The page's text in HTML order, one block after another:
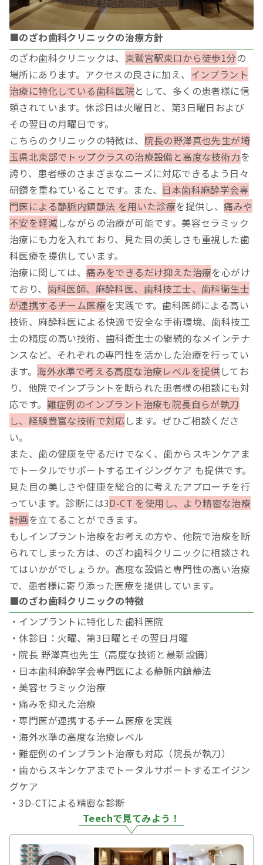
■のざわ歯科クリニックの治療方針
のざわ歯科クリニックは、 東鷲宮駅東口から徒歩1分の
場所にあります。アクセスの良さに加え、 インプラント
治療に特化している歯科医院として、多くの患者様に信
頼されています。休診日は火曜日と、第3日曜日および
その翌日の月曜日です。
こちらのクリニックの特徴は、 院長の野澤真也先生が埼
玉県北東部でトップクラスの治療設備と高度な技術力を
誇り、患者様のさまざまなニーズに対応できるよう日々
研鑽を重ねていることです。また、 日本歯科麻酔学会専
門医による静脈内鎮静法 を用いた診療を提供し、痛みや
不安を軽減しながらの治療が可能です。美容セラミック
治療にも力を入れており、見た目の美しさも重視した歯
科医療を提供しています。
治療に関しては、痛みをできるだけ抑えた治療を心がけ
ており、 歯科医師、麻酔科医、歯科技工士、歯科衛生士
が連携するチーム医療を実践です。歯科医師による高い
技術、麻酔科医による快適で安全な手術環境、歯科技工
士の精度の高い技術、歯科衛生士の継続的なメインテナ
ンスなど、それぞれの専門性を活かした治療を行ってい
ます。 海外水準で考える高度な治療レベルを提供 してお
り、他院でインプラントを断られた患者様の相談にも対
応です。 難症例のインプラント治療も院長自らが執刀
し、経験豊富な技術で対応 します。ぜひご相談くださ
い。
また、歯の健康を守るだけでなく、歯からスキンケアま
でトータルでサポートするエイジングケア も提供です。
見た目の美しさや健康を総合的に考えたアプローチを行
っています。診断には3D-CT を使用し、より精密な治療
計画を立てることができます。
もしインプラント治療をお考えの方や、他院で治療を断
られてしまった方は、のざわ歯科クリニックに相談され
てはいかがでしょうか。高度な設備と専門性の高い治療
で、患者様に寄り添った医療を提供しています。
■のざわ歯科クリニックの特徴
・インプラントに特化した歯科医院
・休診日：火曜、第3日曜とその翌日月曜
・院長 野澤真也先生（高度な技術と最新設備）
・日本歯科麻酔学会専門医による静脈内鎮静法
・美容セラミック治療
・痛みを抑えた治療
・専門医が連携するチーム医療を実践
・海外水準の高度な治療レベル
・難症例のインプラント治療も対応（院長が執刀）
・歯からスキンケアまでトータルサポートするエイジン
グケア
・3D-CTによる精密な診断
Teechで見てみよう！